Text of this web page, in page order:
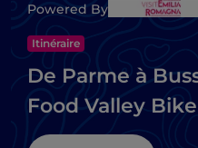
Powered By
Itinéraire
De Parme à
Food Valley Bike